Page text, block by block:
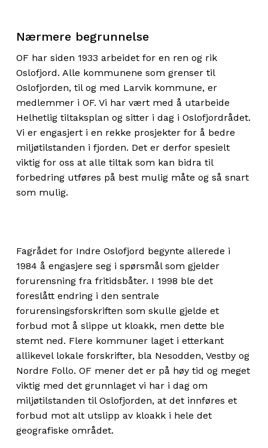
Nærmere begrunnelse
OF har siden 1933 arbeidet for en ren og rik
Oslofjord. Alle kommunene som grenser til
Oslofjorden, til og med Larvik kommune, er
medlemmer i OF. Vi har vært med å utarbeide
Helhetlig tiltaksplan og sitter i dag i Oslofjordrådet.
Vi er engasjert i en rekke prosjekter for å bedre
miljøtilstanden i fjorden. Det er derfor spesielt
viktig for oss at alle tiltak som kan bidra til
forbedring utføres på best mulig måte og så snart
som mulig.
Fagrådet for Indre Oslofjord begynte allerede i
1984 å engasjere seg i spørsmål som gjelder
forurensning fra fritidsbåter. I 1998 ble det
foreslått endring i den sentrale
forurensingsforskriften som skulle gjelde et
forbud mot å slippe ut kloakk, men dette ble
stemt ned. Flere kommuner laget i etterkant
allikevel lokale forskrifter, bla Nesodden, Vestby og
Nordre Follo. OF mener det er på høy tid og meget
viktig med det grunnlaget vi har i dag om
miljøtilstanden til Oslofjorden, at det innføres et
forbud mot alt utslipp av kloakk i hele det
geografiske området.